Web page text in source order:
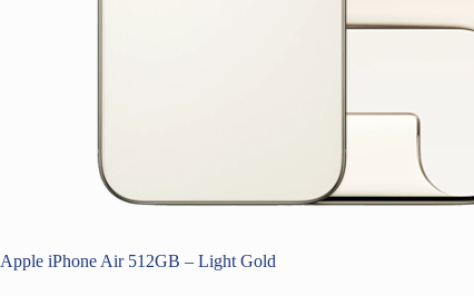
Apple iPhone Air 512GB – Light Gold